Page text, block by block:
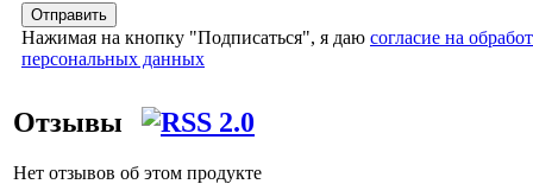
Отправить
Нажимая на кнопку "Подписаться", я даю согласие на
персональных данных
Отзывы
Нет отзывов об этом продукте